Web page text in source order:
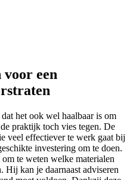
voor een
het ook wel haalbaar is om
praktijk toch vies tegen. De
veel effectiever te werk gaat bij
investering om te doen.
te weten welke materialen
kan je daarnaast adviseren